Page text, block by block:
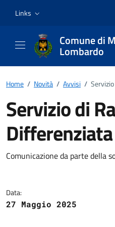
Links
Comune di
Lombardo
Home / Novità / Avvisi /
Servizio di
Dettagli della
Comunicazione da parte della
Data:
27 Maggio 2025